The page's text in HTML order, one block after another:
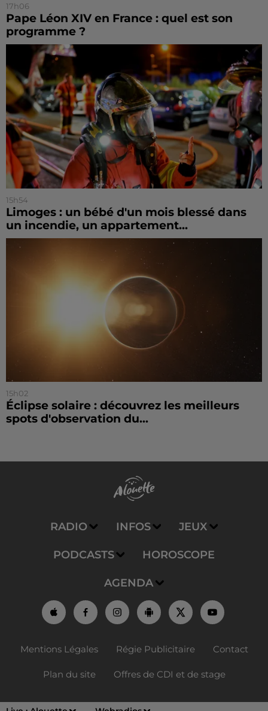
17h06
Pape Léon XIV en France : quel est son
programme ?
15h54
Limoges : un bébé d'un mois blessé dans
un incendie, un appartement...
15h02
Éclipse solaire : découvrez les meilleurs
spots d'observation du...
RADIO INFOS JEUX
PODCASTS HOROSCOPE
AGENDA
Mentions Légales Régie Publicitaire Contact
Plan du site Offres de CDI et de stage